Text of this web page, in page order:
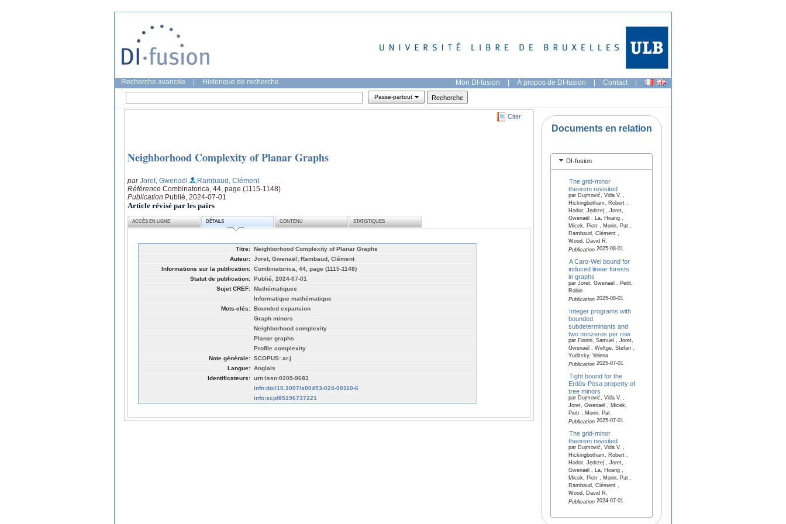
Recherche avancée Historique de recherche Mon DI-fusion | À propos de DI-fusion | Contact |
Passe-partout
Citer
Neighborhood Complexity of Planar Graphs
parJoret, Gwenaël
;Rambaud, Clément
Référence Combinatorica, 44, page (1115-1148)
Publication Publié, 2024-07-01
Article révisé par les pairs
ACCÈS EN LIGNE DÉTAILS CONTENU STATISTIQUES
Titre: Neighborhood Complexity of Planar Graphs
Auteur: Joret, Gwenaël; Rambaud, Clément
Informations sur la publication: Combinatorica, 44, page (1115-1148)
Statut de publication: Publié, 2024-07-01
Sujet CREF: Mathématiques
Informatique mathématique
Mots-clés: Bounded expansion
Graph minors
Neighborhood complexity
Planar graphs
Profile complexity
Note générale: SCOPUS: ar.j
Langue: Anglais
Identificateurs: urn:issn:0209-9683
info:doi/10.1007/s00493-024-00110-6
info:scp/85196737221
Documents en relation
DI-fusion
The grid-minor
theorem revisited
par Dujmović, Vida V. ,
Hickingbotham, Robert ,
Hodor, Jędrzej , Joret,
Gwenaël , La, Hoang ,
Micek, Piotr , Morin, Pat ,
Rambaud, Clément ,
Wood, David R.
Publication2025-08-01
A Caro-Wei bound for
induced linear forests
in graphs
par Joret, Gwenaël , Petit,
Robin
Publication2025-08-01
Integer programs with
bounded
subdeterminants and
two nonzeros per row
par Fiorini, Samuel , Joret,
Gwenaël , Weltge, Stefan ,
Yuditsky, Yelena
Publication2025-07-01
Tight bound for the
Erdős-Pósa property of
tree minors
par Dujmović, Vida V. ,
Joret, Gwenaël , Micek,
Piotr , Morin, Pat
Publication2025-07-01
The grid-minor
theorem revisited
par Dujmović, Vida V. ,
Hickingbotham, Robert ,
Hodor, Jędrzej , Joret,
Gwenaël , La, Hoang ,
Micek, Piotr , Morin, Pat ,
Rambaud, Clément ,
Wood, David R.
Publication2024-07-01